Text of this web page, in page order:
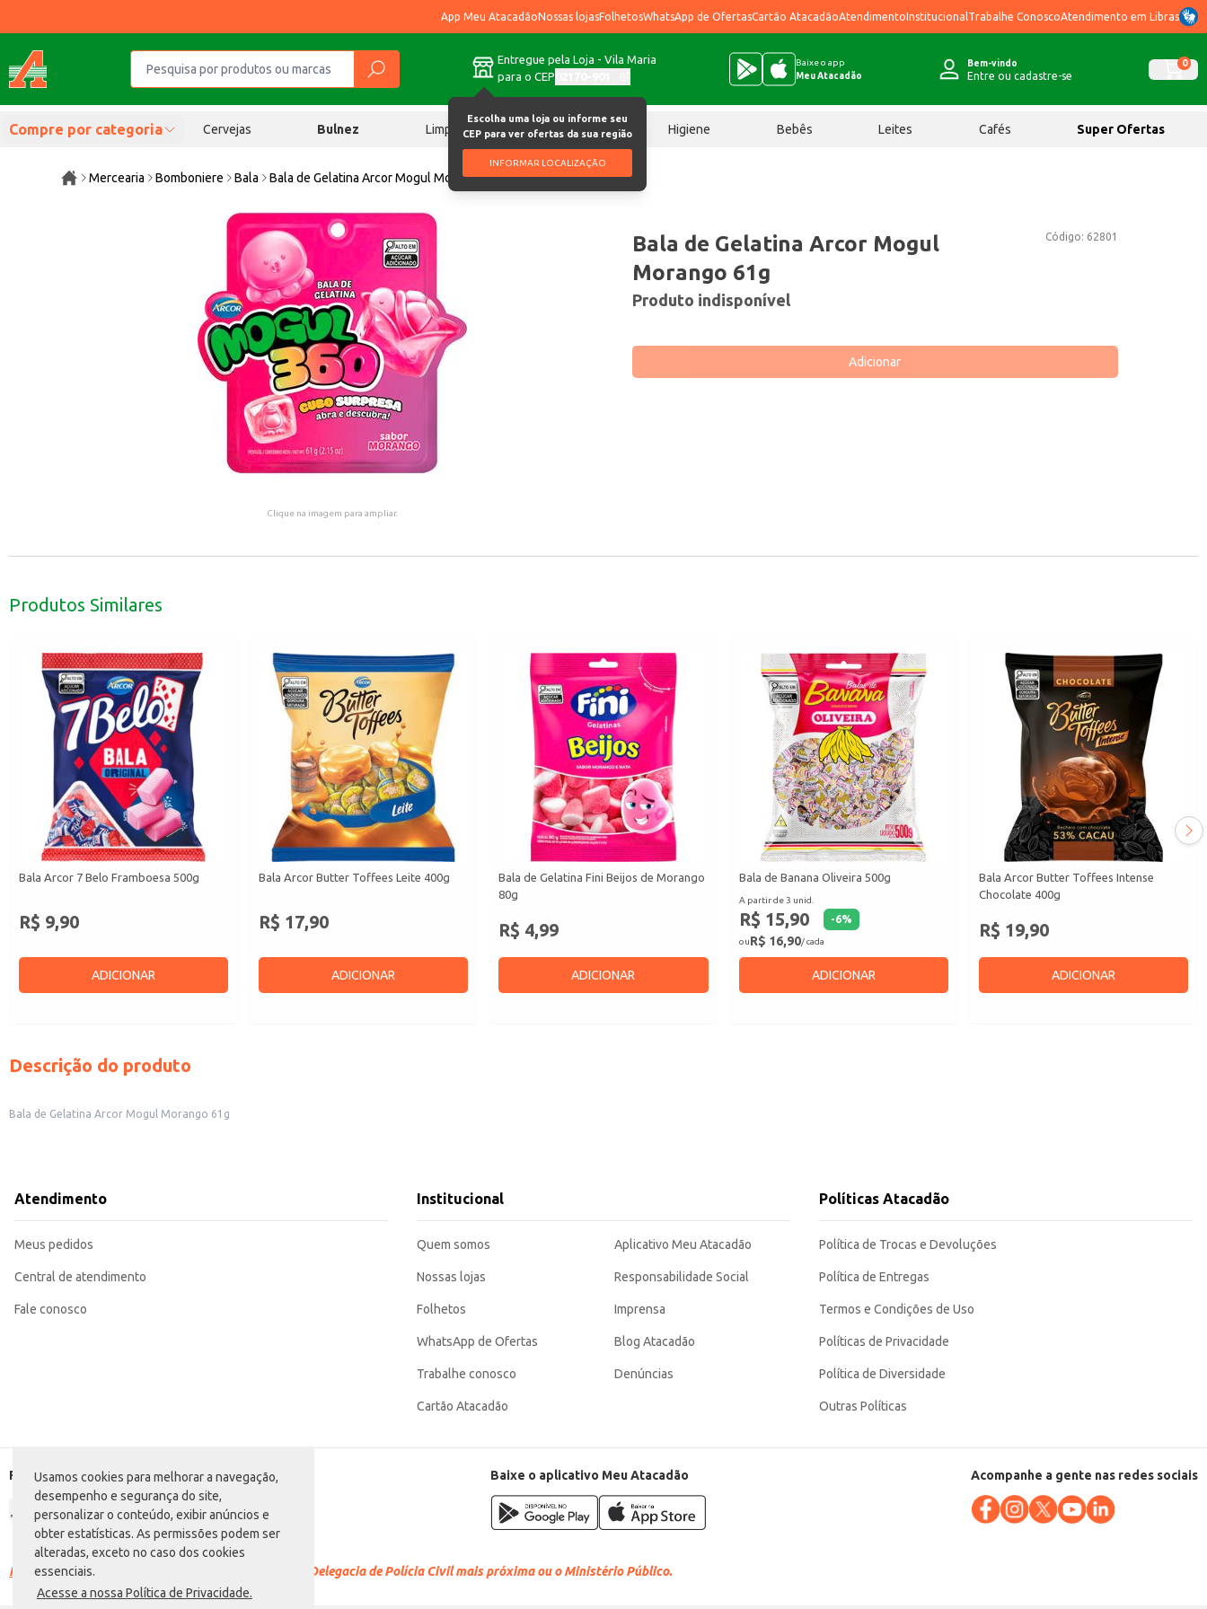
Usamos cookies para melhorar a navegação,
desempenho e segurança do site,
personalizar o conteúdo, exibir anúncios e
obter estatísticas. As permissões podem ser
alteradas, exceto no caso dos cookies
essenciais.
Acesse a nossa Política de Privacidade.
App Meu AtacadãoNossas lojasFolhetosWhatsApp de OfertasCartão AtacadãoAtendimentoInstitucional Trabalhe ConoscoAtendimento em Libras
Entregue pela Loja - Vila Maria
para o CEP
Escolha uma loja ou informe seu
CEP para ver ofertas da sua região
INFORMAR LOCALIZAÇÃO
Baixe o app
Meu Atacadão
Bem-vindo
Entre ou cadastre-se
0
Compre por categoria Cervejas Bulnez Limpeza Chocolates Higiene Bebês Leites Cafés Super Ofertas
Mercearia Bomboniere Bala Bala de Gelatina Arcor Mogul Morango 61g
Clique na imagem para ampliar.
Código: 62801
Bala de Gelatina Arcor Mogul
Morango 61g
Produto indisponível
Adicionar
Produtos Similares
Bala Arcor 7 Belo Framboesa 500g
R$ 9,90
ADICIONAR
Bala Arcor Butter Toffees Leite 400g
R$ 17,90
ADICIONAR
Bala de Gelatina Fini Beijos de Morango
80g
R$ 4,99
ADICIONAR
Bala de Banana Oliveira 500g
A partir de 3 unid.
R$ 15,90 -6%
ouR$ 16,90/ cada
ADICIONAR
Bala Arcor Butter Toffees Intense
Chocolate 400g
R$ 19,90
ADICIONAR
Descrição do produto
Bala de Gelatina Arcor Mogul Morango 61g
Atendimento
Meus pedidos
Central de atendimento
Fale conosco
Institucional
Quem somos
Nossas lojas
Folhetos
WhatsApp de Ofertas
Trabalhe conosco
Cartão Atacadão
Aplicativo Meu Atacadão
Responsabilidade Social
Imprensa
Blog Atacadão
Denúncias
Políticas Atacadão
Política de Trocas e Devoluções
Política de Entregas
Termos e Condições de Uso
Políticas de Privacidade
Política de Diversidade
Outras Políticas
Formas de pagamento Baixe o aplicativo Meu Atacadão Acompanhe a gente nas redes sociais
Racismo é crime. Denuncie. Disque 100 ou procure a Delegacia de Polícia Civil mais próxima ou o Ministério Público.